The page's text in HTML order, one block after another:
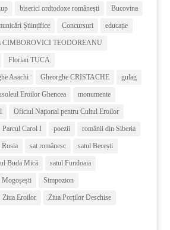
biserici ordtodoxe românești Bucovina
Științifice Concursuri educație
CIMBOROVICI TEODOREANU
Florian TUCA
Asachi Gheorghe CRISTACHE gulag
Eroilor Ghencea monumente
Oficiul Naţional pentru Cultul Eroilor
Parcul Carol I poezii românii din Siberia
Rusia sat românesc satul Becești
Buda Mică satul Fundoaia
Mogoșești Simpozion
Ziua Eroilor Ziua Porților Deschise